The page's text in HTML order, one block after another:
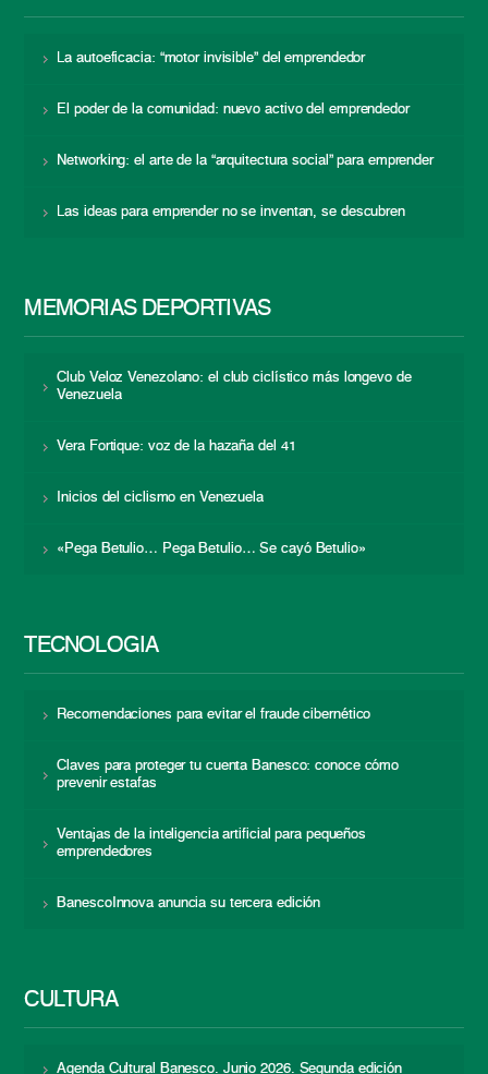
La autoeficacia: “motor invisible” del emprendedor
El poder de la comunidad: nuevo activo del emprendedor
Networking: el arte de la “arquitectura social” para emprender
Las ideas para emprender no se inventan, se descubren
MEMORIAS DEPORTIVAS
Club Veloz Venezolano: el club ciclístico más longevo de
Venezuela
Vera Fortique: voz de la hazaña del 41
Inicios del ciclismo en Venezuela
«Pega Betulio… Pega Betulio… Se cayó Betulio»
TECNOLOGÍA
Recomendaciones para evitar el fraude cibernético
Claves para proteger tu cuenta Banesco: conoce cómo
prevenir estafas
Ventajas de la inteligencia artificial para pequeños
emprendedores
BanescoInnova anuncia su tercera edición
CULTURA
Agenda Cultural Banesco. Junio 2026. Segunda edición